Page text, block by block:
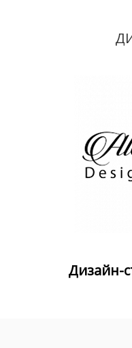
Дизайн-